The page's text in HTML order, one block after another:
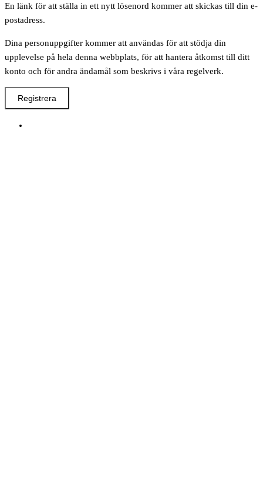
En länk för att ställa in ett nytt lösenord kommer att skickas till din e-
postadress.
Dina personuppgifter kommer att användas för att stödja din
upplevelse på hela denna webbplats, för att hantera åtkomst till ditt
konto och för andra ändamål som beskrivs i våra regelverk.
Registrera